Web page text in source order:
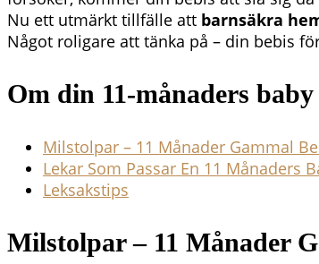
Nu ett utmärkt tillfälle att barnsäkra
Något roligare att tänka på – din bebis
Om din 11-månaders baby
Milstolpar – 11 Månader Gammal
Lekar Som Passar En 11 Månaders
Leksakstips
Milstolpar – 11 Månader